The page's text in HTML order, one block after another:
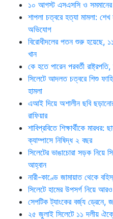
১০ আগস্ট এসএসসি ও সমমানের
শাপলা চত্বরে হত্যা মামলা:
অভিযোগ
বিরোধীদলের পতন শুরু হয়েছে,
খান
কে হতে পারেন পরবর্তী
সিলেটে আদলত চত্বরে শিশু
হামলা
এআই দিয়ে অশালীন ছবি
রাফিয়ার
শাবিপ্রবিতে শিক্ষার্থীকে
ক্যাম্পাসে নিষিদ্ধ ২ বছর
সিলেটের ভাঙাচোরা সড়ক নিয়ে
আহ্বান
নারী-কাণ্ডে জামায়াত থেকে
সিলেটে হামের উপসর্গ নিয়ে
সেপটিক ট্যাংকের বর্জ্য ড্রেনে,
২৫ জুলাই সিলেটে ১১ দলীয়